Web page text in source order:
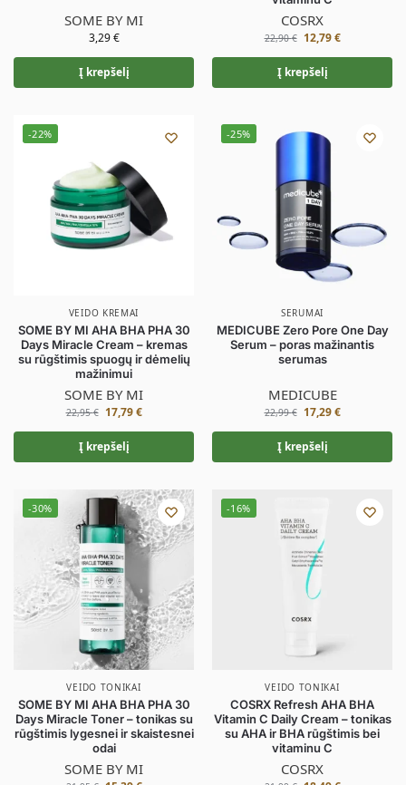
SOME BY MI
3,29€
Į krepšelį
COSRX
22,90€ 12,79€
Į krepšelį
-22%
VEIDO KREMAI
SOME BY MI AHA BHA PHA 30
Days Miracle Cream – kremas
su rūgštimis spuogų ir dėmelių
mažinimui
SOME BY MI
22,95€ 17,79€
Į krepšelį
-25%
SERUMAI
MEDICUBE Zero Pore One Day
Serum – poras mažinantis
serumas
MEDICUBE
22,99€ 17,29€
Į krepšelį
-30%
VEIDO TONIKAI
SOME BY MI AHA BHA PHA 30
Days Miracle Toner – tonikas su
rūgštimis lygesnei ir skaistesnei
odai
SOME BY MI
-16%
VEIDO TONIKAI
COSRX Refresh AHA BHA
Vitamin C Daily Cream – tonikas
su AHA ir BHA rūgštimis bei
vitaminu C
COSRX